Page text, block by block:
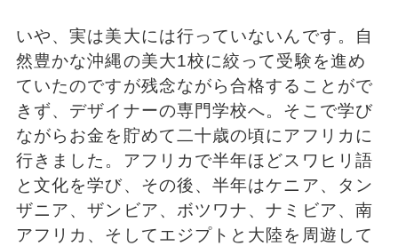
いや、実は美大には行っていないんです。自
然豊かな沖縄の美大1校に絞って受験を進め
ていたのですが残念ながら合格することがで
きず、デザイナーの専門学校へ。そこで学び
ながらお金を貯めて二十歳の頃にアフリカに
行きました。アフリカで半年ほどスワヒリ語
と文化を学び、その後、半年はケニア、タン
ザニア、ザンビア、ボツワナ、ナミビア、南
アフリカ、そしてエジプトと大陸を周遊して